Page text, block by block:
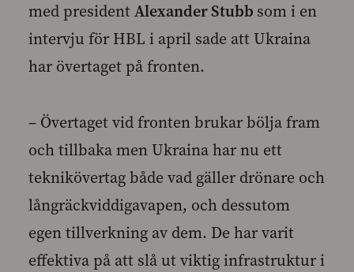
med presidentAlexander Stubb som i en
intervju för HBL i april sade att Ukraina
har övertaget på fronten.
– Övertaget vid fronten brukar bölja fram
och tillbaka men Ukraina har nu ett
teknikövertag både vad gäller drönare och
långräckviddigavapen, och dessutom
egen tillverkning av dem. De har varit
effektiva på att slå ut viktig infrastruktur i